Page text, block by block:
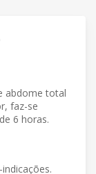
abdome total
faz-se
6 horas.